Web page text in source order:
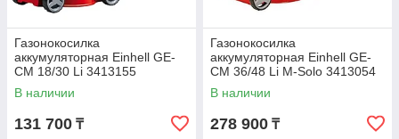
Газонокосилка
аккумуляторная Einhell GE-
CM 18/30 Li 3413155
В наличии
131 700 ₸
Газонокосилка
аккумуляторная Einhell GE-
CM 36/48 Li M-Solo 3413054
В наличии
278 900 ₸